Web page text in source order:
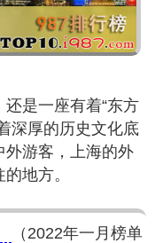
还是一座有着“东方
深厚的历史文化底
外游客，上海的外
地方。
（2022年一月榜单